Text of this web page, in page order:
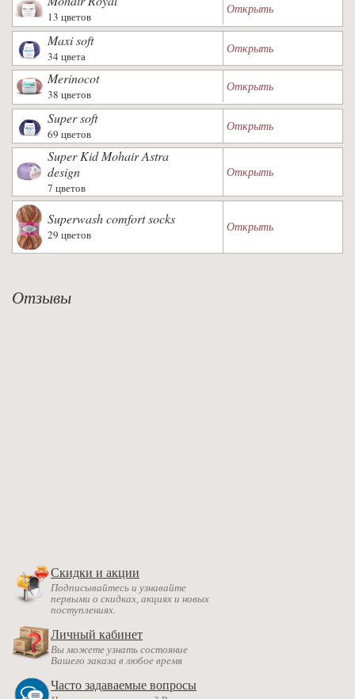
13 цветов
Открыть
Maxi soft
34 цвета
Открыть
Merinocot
38 цветов
Открыть
Super soft
69 цветов
Открыть
Super Kid Mohair Astra
design
7 цветов
Открыть
Superwash comfort socks
29 цветов
Открыть
Отзывы
Скидки и акции
Подписывайтесь и узнавайте
первыми о скидках, акциях и новых
поступлениях.
Личный кабинет
Вы можете узнать состояние
Вашего заказа в любое время
Часто задаваемые вопросы